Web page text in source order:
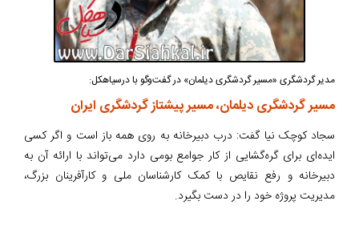
مدیر گردشگری «مسیر گردشگری دیلمان» در گفت‌وگو با درسیاهکل:
مسیر گردشگری دیلمان، مسیر پیشتاز گردشگری ایران
سجاد کوچک نیا گفت: درب دبیرخانه به روی همه باز است و اگر کسی
ایده‌ای برای گره‌گشایی از کار جوامع بومی دارد می‌تواند با ارائه آن به
دبیرخانه و رفع نقایص با کمک کارشناسان ملی و کارآفرینان بزرگ،
مدیریت پروژه خود را در دست بگیرد.